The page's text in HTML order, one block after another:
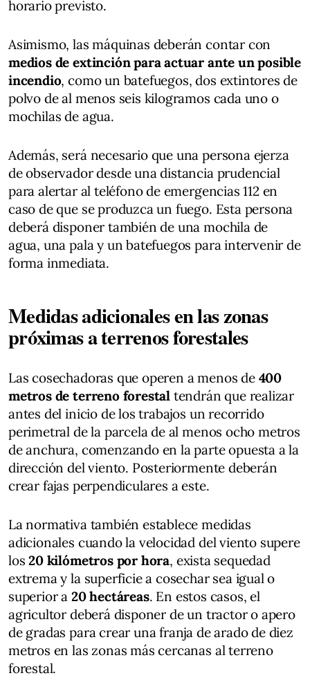
horario previsto.
Asimismo, las máquinas deberán contar con
medios de extinción para actuar ante un posible
incendio, como un batefuegos, dos extintores de
polvo de al menos seis kilogramos cada uno o
mochilas de agua.
Además, será necesario que una persona ejerza
de observador desde una distancia prudencial
para alertar al teléfono de emergencias 112 en
caso de que se produzca un fuego. Esta persona
deberá disponer también de una mochila de
agua, una pala y un batefuegos para intervenir de
forma inmediata.
Medidas adicionales en las zonas
próximas a terrenos forestales
Las cosechadoras que operen a menos de 400
metros de terreno forestal tendrán que realizar
antes del inicio de los trabajos un recorrido
perimetral de la parcela de al menos ocho metros
de anchura, comenzando en la parte opuesta a la
dirección del viento. Posteriormente deberán
crear fajas perpendiculares a este.
La normativa también establece medidas
adicionales cuando la velocidad del viento supere
los20 kilómetros por hora, exista sequedad
extrema y la superficie a cosechar sea igual o
superior a 20 hectáreas. En estos casos, el
agricultor deberá disponer de un tractor o apero
de gradas para crear una franja de arado de diez
metros en las zonas más cercanas al terreno
forestal.